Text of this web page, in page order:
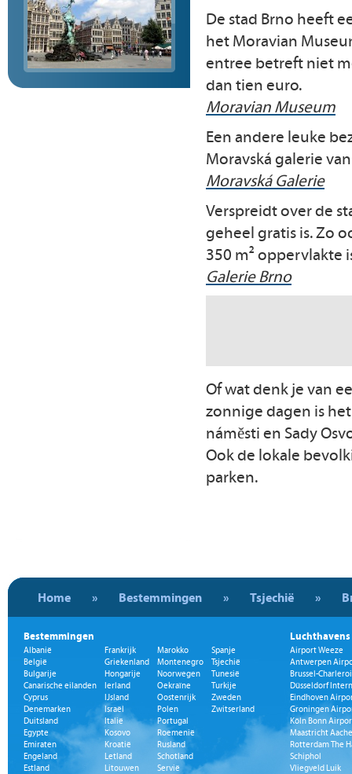
De stad Brno heeft
het Moravian
entree betreft niet
dan tien euro.
Moravian Museum
Een andere leuke
Moravská galerie
Moravská Galerie
Verspreidt over de
geheel gratis is. Zo
350 m² oppervlakte
Galerie Brno
Of wat denk je van
zonnige dagen is
náměsti en Sady
Ook de lokale
parken.
Home » Bestemmingen » Tsjechië »
Bestemmingen
Albanië
België
Bulgarije
Canarische eilanden
Cyprus
Denemarken
Duitsland
Egypte
Emiraten
Engeland
Estland
Frankrijk
Griekenland
Hongarije
Ierland
IJsland
Israël
Italië
Kosovo
Kroatië
Letland
Litouwen
Marokko
Montenegro
Noorwegen
Oekraïne
Oostenrijk
Polen
Portugal
Roemenië
Rusland
Schotland
Servië
Spanje
Tsjechië
Tunesië
Turkije
Zweden
Zwitserland
Luchthavens
Airport Weeze
Antwerpen
Brussel-
Düsseldorf
Eindhoven
Groningen
Köln Bonn
Maastricht
Rotterdam The
Schiphol
Vliegveld Luik